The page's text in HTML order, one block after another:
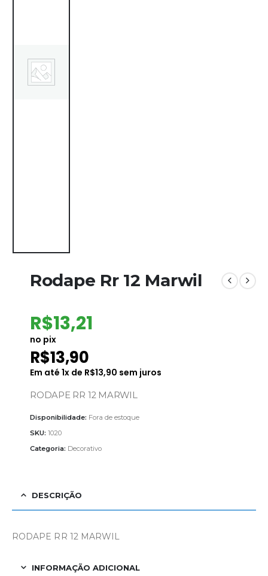
Rodape Rr 12 Marwil
R$13,21
no pix
R$13,90
Em até 1x de R$13,90 sem juros
RODAPE RR 12 MARWIL
Disponibilidade: Fora de estoque
SKU: 1020
Categoria: Decorativo
DESCRIÇÃO
RODAPE RR 12 MARWIL
INFORMAÇÃO ADICIONAL